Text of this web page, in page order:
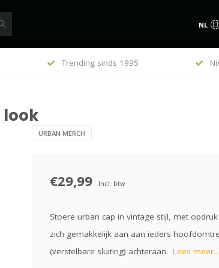
NL
Trending sinds 1995
look
URBAN MERCH
€29,99 Incl. btw
Stoere urban cap in vintage stijl, met
zich gemakkelijk aan aan ieders
(verstelbare sluiting) achteraan. Lees meer..